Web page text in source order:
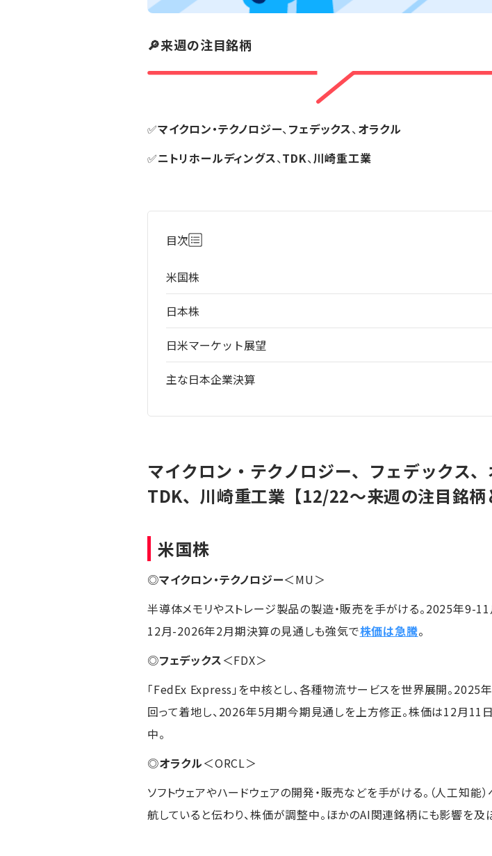
🔎来週の注目銘柄
✅マイクロン・テクノロジー、フェデックス、オラクル
✅ニトリホールディングス、TDK、川崎重工業
目次
米国株
日本株
日米マーケット展望
主な日本企業決算
マイクロン・テクノロジー、フェデックス
TDK、川崎重工業【12/22〜来週の注目銘柄
米国株
◎マイクロン・テクノロジー＜MU＞
半導体メモリやストレージ製品の製造・販売を手がける。2025年9-
12月-2026年2月期決算の見通しも強気で株価は急騰。
◎フェデックス＜FDX＞
「FedEx Express」を中核とし、各種物流サービスを世界展開。
回って着地し、2026年5月期今期見通しを上方修正。株価は12月
中。
◎オラクル＜ORCL＞
ソフトウェアやハードウェアの開発・販売などを手がける。（人工知
航していると伝わり、株価が調整中。ほかのAI関連銘柄にも影響を及